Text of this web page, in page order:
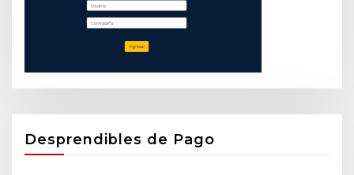
Desprendibles de Pago